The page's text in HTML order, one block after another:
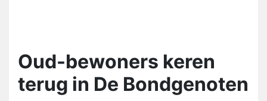
Oud-bewoners keren
terug in De Bondgenoten